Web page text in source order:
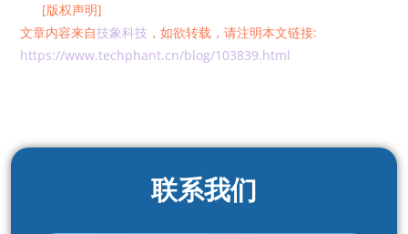
[版权声明]
文章内容来自技象科技 ，如欲转载，请注明本文链接:
https://www.techphant.cn/blog/103839.html
联系我们